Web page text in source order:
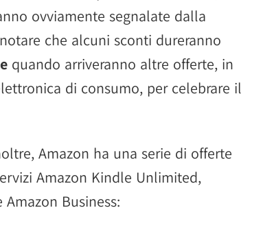
ovviamente segnalate dalla
che alcuni sconti dureranno
quando arriveranno altre offerte, in
di consumo, per celebrare il
Amazon ha una serie di offerte
Amazon Kindle Unlimited,
Business: